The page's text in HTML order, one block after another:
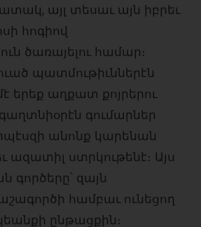
այլ տեսաւ այն իբրեւ
հոգիով
ծառայելու համար։
պատմութիւններէն
երեք աղքատ քոյրերու
գումարներ
անոնք կարենան
ազատիլ ստրկութենէ։ Այս
գործերը՝ զայն
համբաւ ունեցող
ընթացքին։